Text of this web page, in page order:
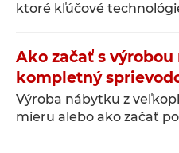
ktoré kľúčové
Ako začať s
kompletný
Výroba nábytku z
mieru alebo ako začať